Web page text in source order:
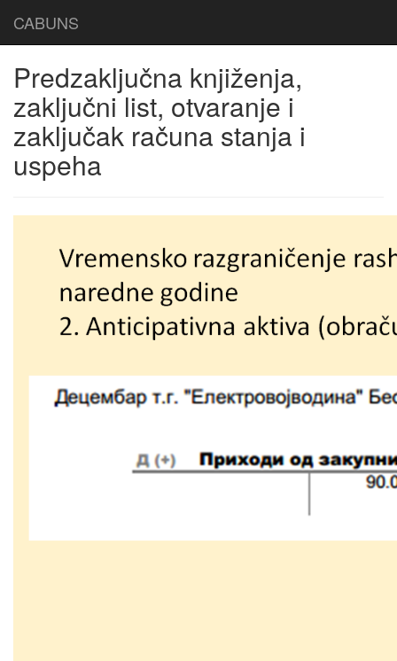
CABUNS
Predzaključna knjiženja,
zaključni list, otvaranje i
zaključak računa stanja i
uspeha